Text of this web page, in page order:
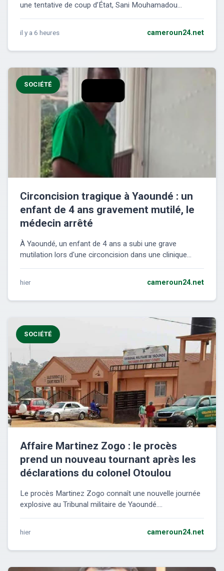
une tentative de coup d’État, Sani Mouhamadou...
il y a 6 heures cameroun24.net
SOCIÉTÉ
Circoncision tragique à Yaoundé : un
enfant de 4 ans gravement mutilé, le
médecin arrêté
À Yaoundé, un enfant de 4 ans a subi une grave
mutilation lors d'une circoncision dans une clinique...
hier cameroun24.net
SOCIÉTÉ
Affaire Martinez Zogo : le procès
prend un nouveau tournant après les
déclarations du colonel Otoulou
Le procès Martinez Zogo connaît une nouvelle journée
explosive au Tribunal militaire de Yaoundé....
hier cameroun24.net